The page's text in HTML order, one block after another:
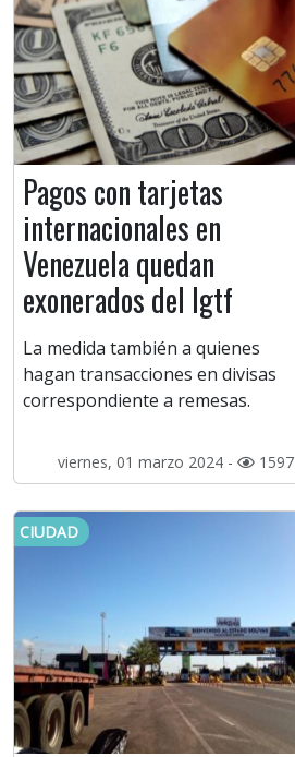
Pagos con tarjetas
internacionales en
Venezuela quedan
exonerados del Igtf
La medida también a quienes
hagan transacciones en divisas
correspondiente a remesas.
viernes, 01 marzo 2024 - 1597
CIUDAD